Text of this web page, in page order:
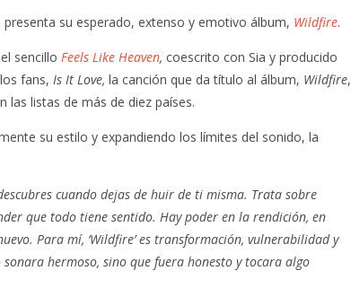
su esperado, extenso y emotivo álbum, Wildfire.
sencillo Feels Like Heaven, coescrito con Sia y producido
fans, Is It Love, la canción que da título al álbum, Wildfire,
las listas de más de diez países.
su estilo y expandiendo los límites del sonido, la
cuando dejas de huir de ti misma. Trata sobre
que todo tiene sentido. Hay poder en la rendición, en
Para mí, ‘Wildfire’ es transformación, vulnerabilidad y
hermoso, sino que fuera honesto y tocara algo